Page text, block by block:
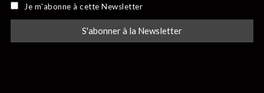
Je m'abonne à cette Newsletter